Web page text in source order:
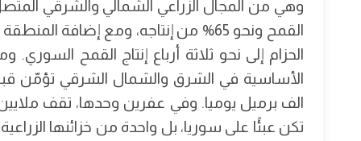
القمح ونحو 65% من إنتاجه، ومع
الحزام إلى نحو ثلاثة أرباع إنتاج القمح
الف برميل يوميا. وفي عفرين وحدها، تقف